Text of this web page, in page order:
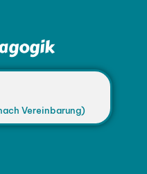
Vereinbarung)